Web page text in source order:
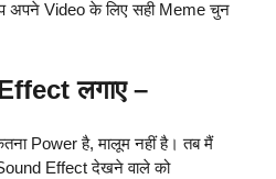
अपने Video के लिए सही Meme चुन
लगाए –
Power है, मालूम नहीं है। तब मैं
Effect देखने वाले को